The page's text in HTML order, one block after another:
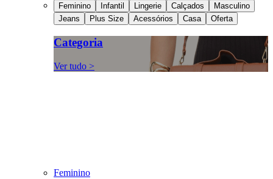
Feminino Infantil Lingerie Calçados
Masculino
Jeans
Plus Size Acessórios Casa Oferta
Categoria
Ver tudo >
Feminino